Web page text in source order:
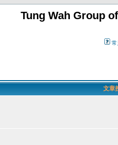
Tung Wah Group
常
文章